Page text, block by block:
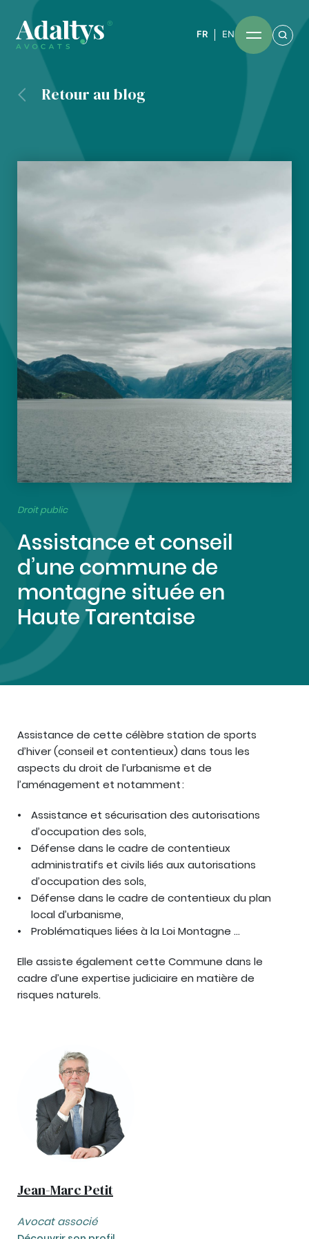
FR EN
Retour au blog
Droit public
Assistance et conseil
d’une commune de
montagne située en
Haute Tarentaise
Assistance de cette célèbre station de sports
d’hiver (conseil et contentieux) dans tous les
aspects du droit de l’urbanisme et de
l’aménagement et notamment :
Assistance et sécurisation des autorisations
d’occupation des sols,
Défense dans le cadre de contentieux
administratifs et civils liés aux autorisations
d’occupation des sols,
Défense dans le cadre de contentieux du plan
local d’urbanisme,
Problématiques liées à la Loi Montagne …
Elle assiste également cette Commune dans le
cadre d’une expertise judiciaire en matière de
risques naturels.
Jean-Marc Petit
Avocat associé